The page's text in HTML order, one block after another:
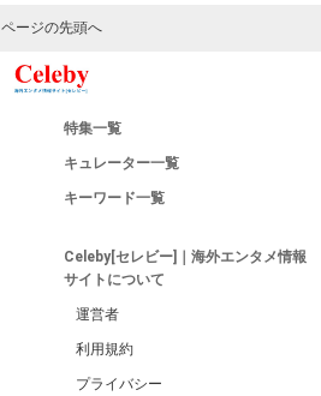
ページの先頭へ
特集一覧
キュレーター一覧
キーワード一覧
Celeby[セレビー]｜海外エンタメ情報
サイトについて
運営者
利用規約
プライバシー